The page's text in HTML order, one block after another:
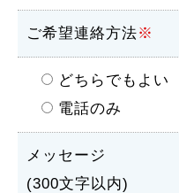
ご希望連絡方法※
どちらでもよい
電話のみ
メッセージ
(300文字以内)